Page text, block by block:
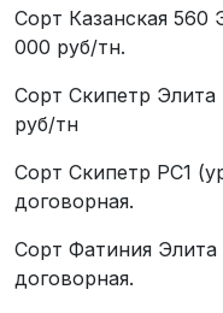
Сорт Казанская 560
000 руб/тн.
Сорт Скипетр Элита
руб/тн
Сорт Скипетр РС1
договорная.
Сорт Фатиния Элита
договорная.